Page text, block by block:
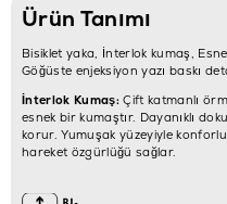
Ürün Tanımı
Bisiklet yaka, İnterlok kumaş,
Göğüste enjeksiyon yazı baskı
İnterlok Kumaş:Çift katmanlı
esnek bir kumaştır. Dayanıklı
korur. Yumuşak yüzeyiyle
hareket özgürlüğü sağlar.